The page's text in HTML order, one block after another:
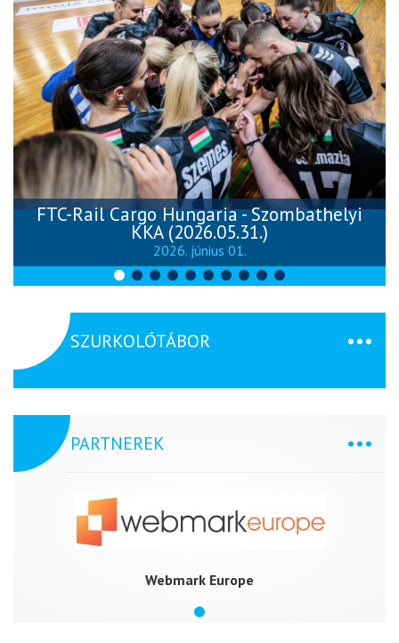
FTC-Rail Cargo Hungaria - Szombathelyi
KKA (2026.05.31.)
2026. június 01.
SZURKOLÓTÁBOR
PARTNEREK
Webmark Europe